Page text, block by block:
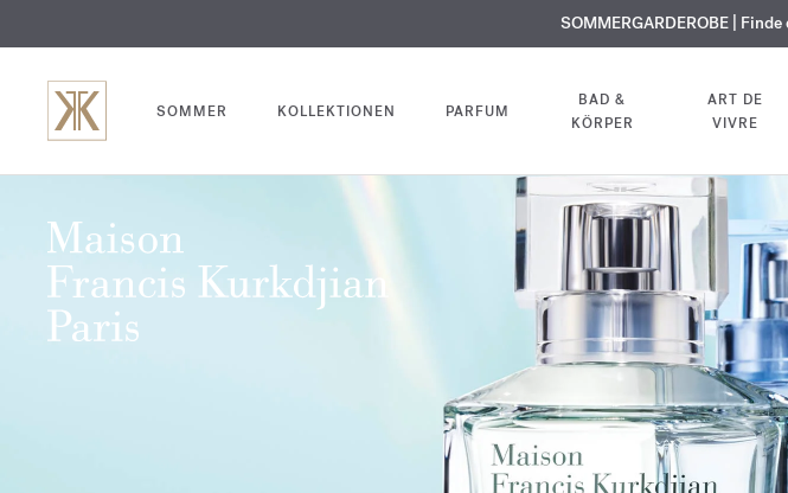
EXKLUSIV | Erhalten Sie
KOSTENLOSE GRAVUR | Auf
SOMMERGARDEROBE |
SOMMER KOLLEKTIONEN PARFUM
BAD &
KÖRPER
ART DE
VIVRE